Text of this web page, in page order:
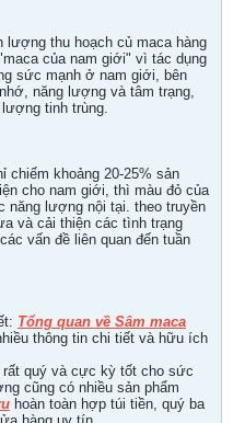
lượng thu hoạch củ maca hàng
của nam giới" vì tác dụng
sức mạnh ở nam giới, bên
năng lượng và tâm trạng,
tinh trùng.
chiếm khoảng 20-25% sản
cho nam giới, thì màu đỏ của
năng lượng nội tại. theo truyền
và cải thiện các tình trạng
vấn đề liên quan đến tuần
Tổng quan về Sâm maca
thông tin chi tiết và hữu ích
rất quý và cực kỳ tốt cho sức
cũng có nhiều sản phẩm
hoàn toàn hợp túi tiền, quý ba